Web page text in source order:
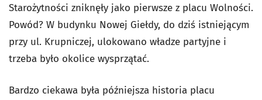
Starożytności zniknęły jako pierwsze z placu Wolności.
Powód? W budynku Nowej Giełdy, do dziś istniejącym
przy ul. Krupniczej, ulokowano władze partyjne i
trzeba było okolice wysprzątać.
Bardzo ciekawa była późniejsza historia placu